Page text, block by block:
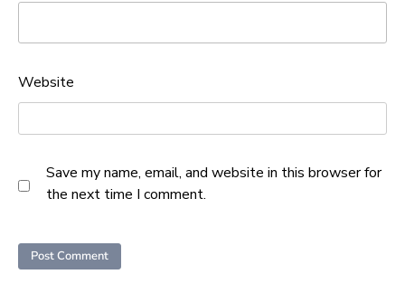
Website
Save my name, email, and website in this browser for
the next time I comment.